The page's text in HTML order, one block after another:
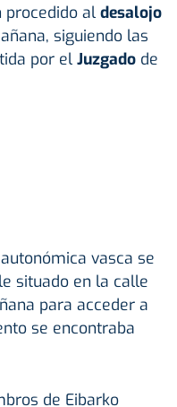
procedido al desalojo
siguiendo las
por el Juzgado de
vasca se
situado en la calle
para acceder a
se encontraba
de Eibarko